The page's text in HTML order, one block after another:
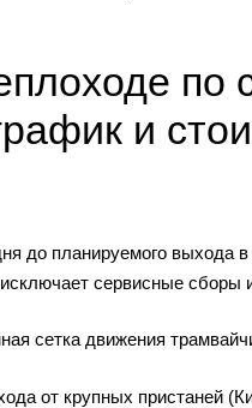
по
и
до планируемого
сервисные
сетка движения
от крупных пристаней